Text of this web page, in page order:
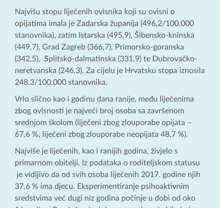
Najvišu stopu liječenih ovisnika koji su ovisni o
opijatima imala je Zadarska županija (496,2/100.000
stanovnika), zatim Istarska (495,9), Šibensko-kninska
(449,7), Grad Zagreb (366,7), Primorsko-goranska
(342,5), Splitsko-dalmatinska (331,9) te Dubrovačko-
neretvanska (246,3). Za cijelu je Hrvatsku stopa iznosila
248,3/100.000 stanovnika.
Vrlo slično kao i godinu dana ranije, među liječenima
zbog ovisnosti je najveći broj osoba sa završenom
srednjom školom (liječeni zbog zlouporabe opijata –
67,6 %, liječeni zbog zlouporabe neopijata 48,7 %).
Najviše je liječenih, kao i ranijih godina, živjelo s
primarnom obitelji. Iz podataka o roditeljskom statusu
je vidljivo da od svih osoba liječenih 2017. godine njih
37,6 % ima djecu. Eksperimentiranje psihoaktivnim
sredstvima već dugi niz godina počinje u dobi od oko